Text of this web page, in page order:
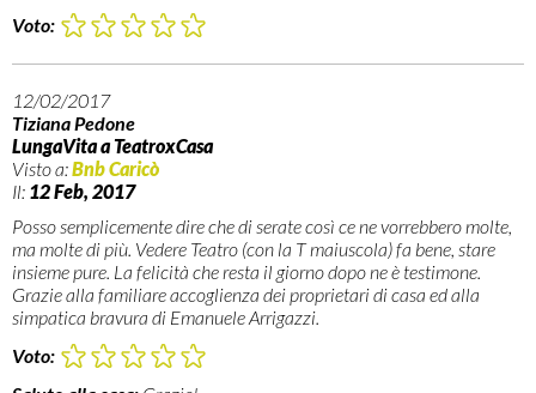
Voto:
12/02/2017
Tiziana Pedone
LungaVita a TeatroxCasa
Visto a:Bnb Caricò
Il: 12 Feb, 2017
Posso semplicemente dire che di serate così ce ne vorrebbero molte,
ma molte di più. Vedere Teatro (con la T maiuscola) fa bene, stare
insieme pure. La felicità che resta il giorno dopo ne è testimone.
Grazie alla familiare accoglienza dei proprietari di casa ed alla
simpatica bravura di Emanuele Arrigazzi.
Voto: